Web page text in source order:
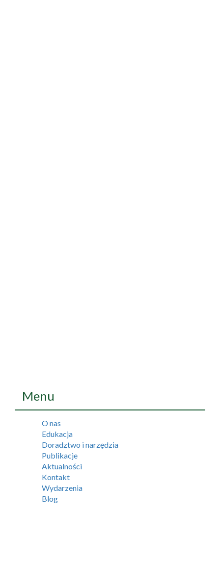
Menu
O nas
Edukacja
Doradztwo i narzędzia
Publikacje
Aktualności
Kontakt
Wydarzenia
Blog